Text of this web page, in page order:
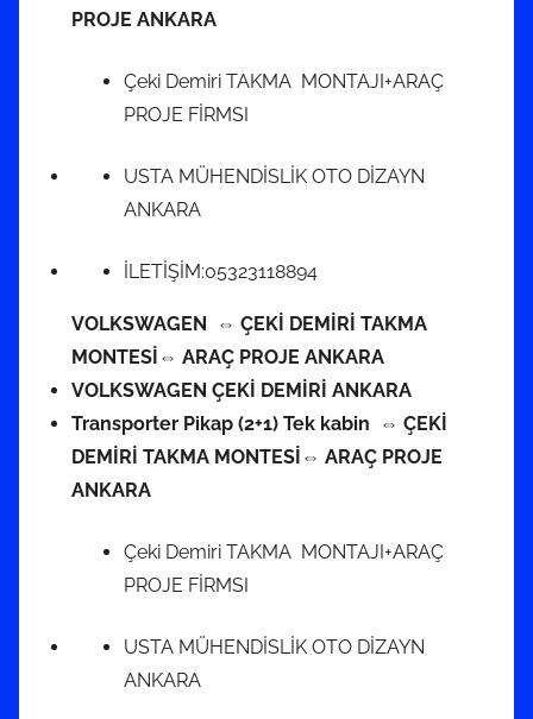
PROJE ANKARA
Çeki Demiri TAKMA MONTAJI+ARAÇ
PROJE FİRMSI
USTA MÜHENDİSLİK OTO DİZAYN
ANKARA
İLETİŞİM:05323118894
VOLKSWAGEN ⇔ ÇEKİ DEMİRİ TAKMA
MONTESİ⇔ ARAÇ PROJE ANKARA
VOLKSWAGEN ÇEKİ DEMİRİ ANKARA
Transporter Pikap (2+1) Tek kabin ⇔ ÇEKİ
DEMİRİ TAKMA MONTESİ⇔ ARAÇ PROJE
ANKARA
Çeki Demiri TAKMA MONTAJI+ARAÇ
PROJE FİRMSI
USTA MÜHENDİSLİK OTO DİZAYN
ANKARA